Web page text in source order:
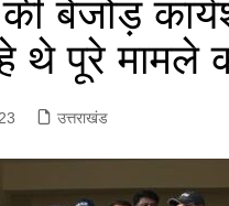
बेजोड़
थे पूरे मामले
उत्तराखंड